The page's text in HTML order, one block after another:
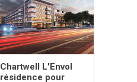
Chartwell L'Envol
résidence pour